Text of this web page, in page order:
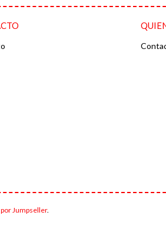
Jumpseller.